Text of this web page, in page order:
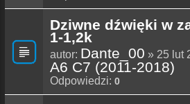
Dziwne dźwięki w
1-1,2k
autor: Dante_00 » 25 lut
A6 C7 (2011-2018)
Odpowiedzi: 0